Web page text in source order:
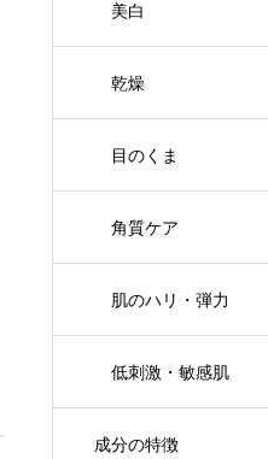
美白
乾燥
目のくま
角質ケア
肌のハリ・弾力
低刺激・敏感肌
成分の特徴